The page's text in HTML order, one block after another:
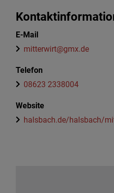
E-Mail
mitterwirt@gmx.de
Telefon
08623 2338004
Website
halsbach.de/halsbach/